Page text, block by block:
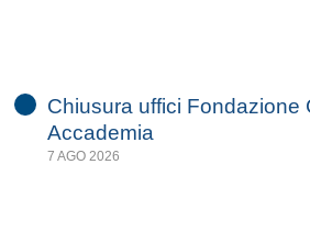
Chiusura uffici Fondazione
Accademia
7 AGO 2026